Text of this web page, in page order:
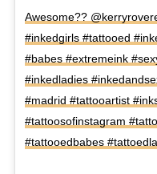
Awesome??
#inkedgirls #tattooed
#babes #extremeink
#inkedladies
#madrid #tattooartist
#tattoosofinstagram
#tattooedbabes